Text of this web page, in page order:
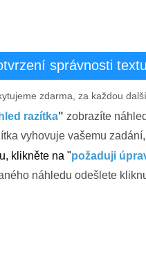
správnosti
zdarma, za každou
razítka" zobrazíte
vyhovuje vašemu
náhledu odešlete
klikněte na "požaduji